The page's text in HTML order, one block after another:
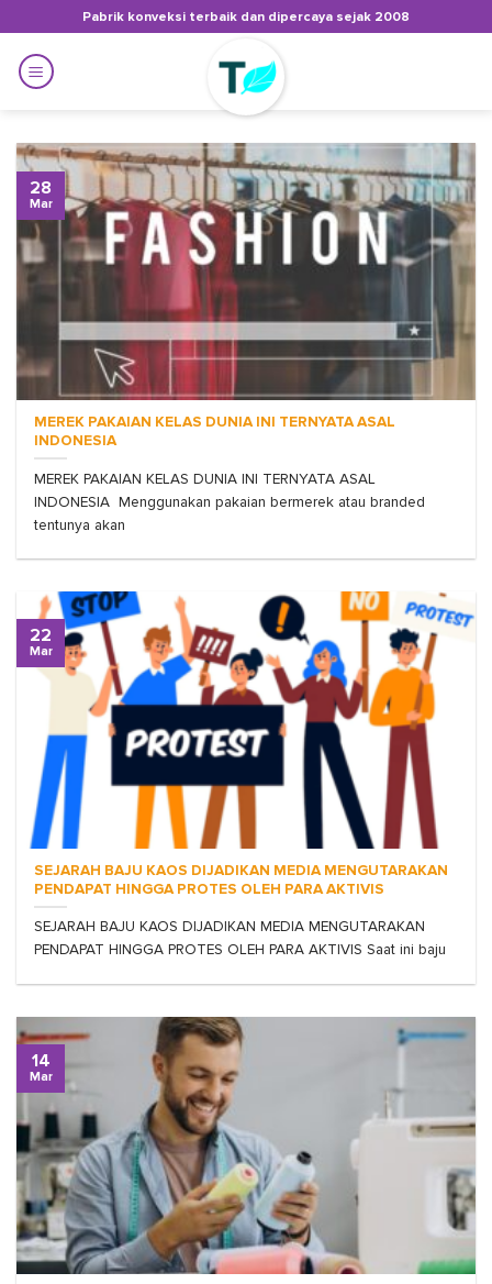
to
content
Pabrik konveksi terbaik dan dipercaya sejak 2008
MEREK PAKAIAN KELAS DUNIA INI TERNYATA ASAL
INDONESIA
MEREK PAKAIAN KELAS DUNIA INI TERNYATA ASAL
INDONESIA Menggunakan pakaian bermerek atau branded
tentunya akan
28
Mar
SEJARAH BAJU KAOS DIJADIKAN MEDIA MENGUTARAKAN
PENDAPAT HINGGA PROTES OLEH PARA AKTIVIS
SEJARAH BAJU KAOS DIJADIKAN MEDIA MENGUTARAKAN
PENDAPAT HINGGA PROTES OLEH PARA AKTIVIS Saat ini baju
22
Mar
14
Mar